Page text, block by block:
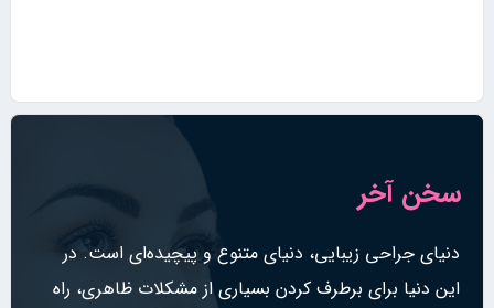
سخن آخر
دنیای جراحی زیبایی، دنیای متنوع و پیچیده‌ای است. در
این دنیا برای برطرف کردن بسیاری از مشکلات ظاهری، راه